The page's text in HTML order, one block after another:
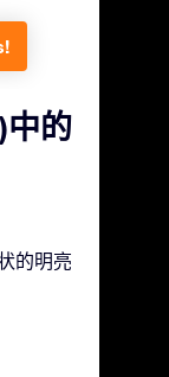
的
的明亮